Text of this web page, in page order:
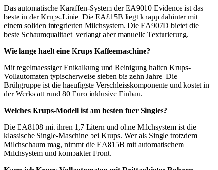
Das automatische Karaffen-System der EA9010 Evidence ist das
beste in der Krups-Linie. Die EA815B liegt knapp dahinter mit
einem soliden integrierten Milchsystem. Die EA907D bietet die
beste Schaumqualitaet, verlangt aber manuelle Texturierung.
Wie lange haelt eine Krups Kaffeemaschine?
Mit regelmaessiger Entkalkung und Reinigung halten Krups-
Vollautomaten typischerweise sieben bis zehn Jahre. Die
Brühgruppe ist die haeufigste Verschleisskomponente und kostet in
der Werkstatt rund 80 Euro inklusive Einbau.
Welches Krups-Modell ist am besten fuer Singles?
Die EA8108 mit ihren 1,7 Litern und ohne Milchsystem ist die
klassische Single-Maschine bei Krups. Wer als Single trotzdem
Milchschaum mag, nimmt die EA815B mit automatischem
Milchsystem und kompakter Front.